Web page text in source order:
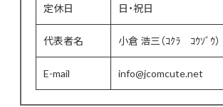
定休日 日・祝日
代表者名 小倉 浩三（ｺｸﾗ ｺｳｿﾞｳ）
E-mail info@jcomcute.net